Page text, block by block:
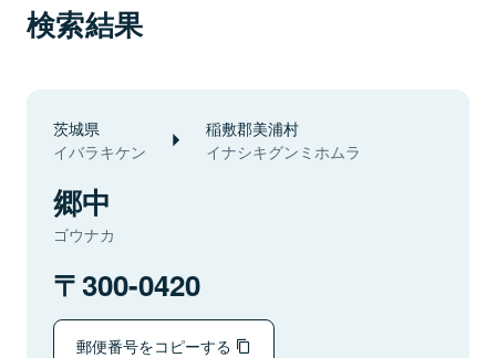
検索結果
茨城県
イバラキケン
稲敷郡美浦村
イナシキグンミホムラ
郷中
ゴウナカ
300-0420
郵便番号をコピーする